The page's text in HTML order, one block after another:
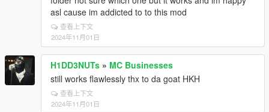
asl cause im addicted to to this mod
查看上下文
2024年11月01日
H1DD3NUTs » MC Businesses
still works flawlessly thx to da goat HKH
查看上下文
2024年11月01日